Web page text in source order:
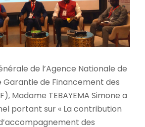
de l’Agence Nationale de
de Financement des
Madame TEBAYEMA Simone a
portant sur « La contribution
des